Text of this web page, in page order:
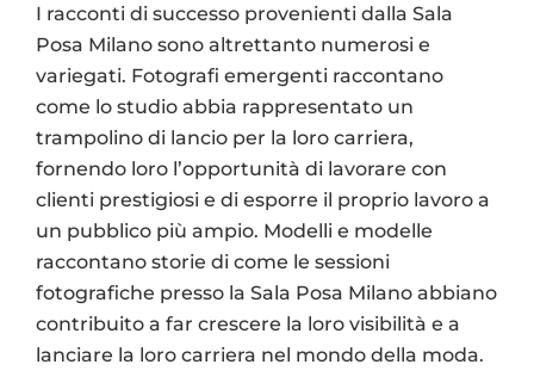
I racconti di successo provenienti dalla Sala
Posa Milano sono altrettanto numerosi e
variegati. Fotografi emergenti raccontano
come lo studio abbia rappresentato un
trampolino di lancio per la loro carriera,
fornendo loro l’opportunità di lavorare con
clienti prestigiosi e di esporre il proprio lavoro a
un pubblico più ampio. Modelli e modelle
raccontano storie di come le sessioni
fotografiche presso la Sala Posa Milano abbiano
contribuito a far crescere la loro visibilità e a
lanciare la loro carriera nel mondo della moda.